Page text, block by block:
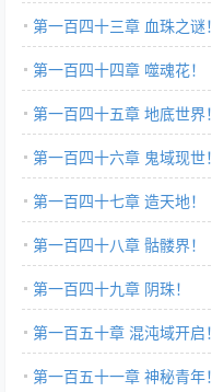
第一百四十三章 血珠之谜！
第一百四十四章 噬魂花！
第一百四十五章 地底世界！
第一百四十六章 鬼域现世！
第一百四十七章 造天地！
第一百四十八章 骷髅界！
第一百四十九章 阴珠！
第一百五十章 混沌域开启！
第一百五十一章 神秘青年！